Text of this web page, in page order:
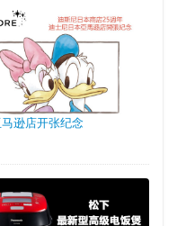
逊店开张纪念